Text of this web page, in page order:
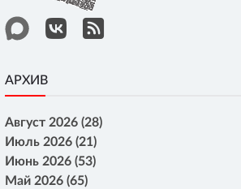
АРХИВ
Август 2026 (28)
Июль 2026 (21)
Июнь 2026 (53)
Май 2026 (65)